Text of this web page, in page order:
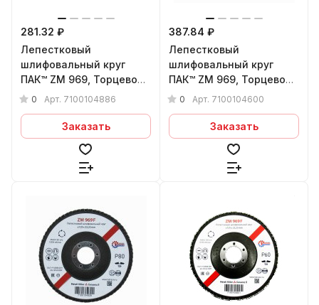
281.32 ₽
Лепестковый
шлифовальный круг
ПАК™ ZM 969, Торцевой,
Плоский, Ø125х22 мм,
0 Арт. 7100104886
Заказать
387.84 ₽
Лепестковый
шлифовальный круг
ПАК™ ZM 969, Торцевой,
Плоский, Ø125х22 мм,
0 Арт. 7100104600
Заказать